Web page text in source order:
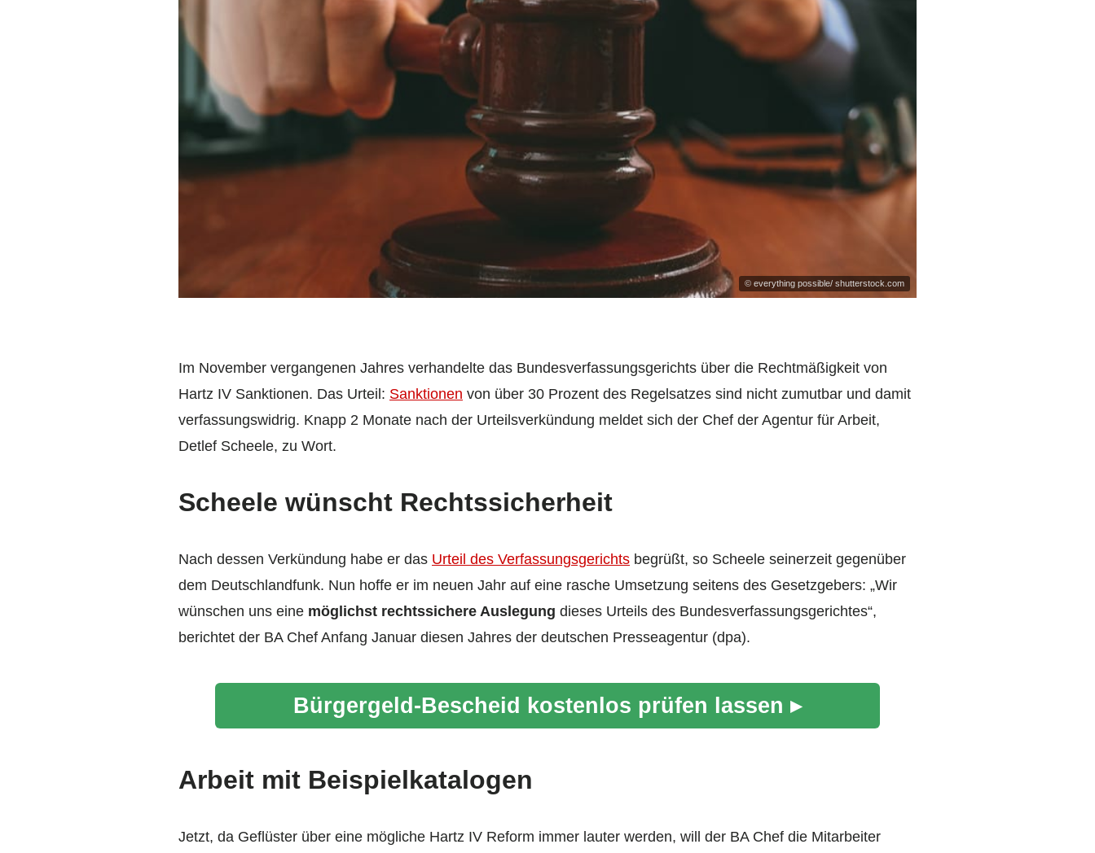
© everything possible/ shutterstock.com
Im November vergangenen Jahres verhandelte das Bundesverfassungsgerichts über die Rechtmäßigkeit von
Hartz IV Sanktionen. Das Urteil: Sanktionen von über 30 Prozent des Regelsatzes sind nicht zumutbar und damit
verfassungswidrig. Knapp 2 Monate nach der Urteilsverkündung meldet sich der Chef der Agentur für Arbeit,
Detlef Scheele, zu Wort.
Scheele wünscht Rechtssicherheit
Nach dessen Verkündung habe er das Urteil des Verfassungsgerichts begrüßt, so Scheele seinerzeit gegenüber
dem Deutschlandfunk. Nun hoffe er im neuen Jahr auf eine rasche Umsetzung seitens des Gesetzgebers: „Wir
wünschen uns eine möglichst rechtssichere Auslegung dieses Urteils des Bundesverfassungsgerichtes“,
berichtet der BA Chef Anfang Januar diesen Jahres der deutschen Presseagentur (dpa).
Bürgergeld-Bescheid kostenlos prüfen lassen ▸
Arbeit mit Beispielkatalogen
Jetzt, da Geflüster über eine mögliche Hartz IV Reform immer lauter werden, will der BA Chef die Mitarbeiter